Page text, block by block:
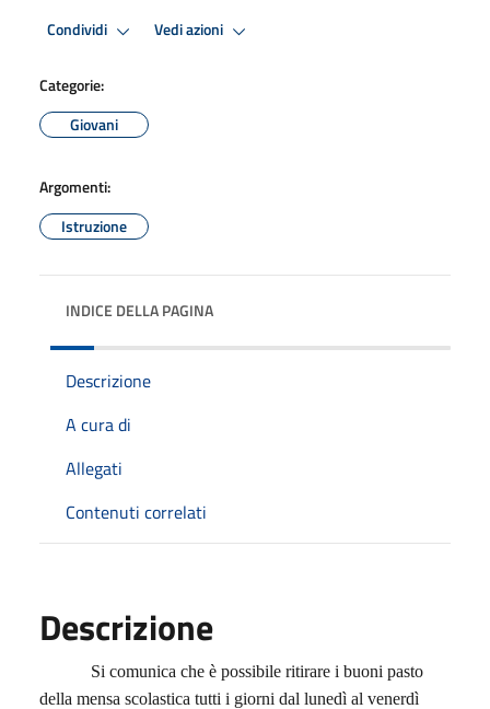
Condividi Vedi azioni
Categorie:
Giovani
Argomenti:
Istruzione
INDICE DELLA PAGINA
Descrizione
A cura di
Allegati
Contenuti correlati
Descrizione
Si comunica che è possibile ritirare i buoni pasto
della mensa scolastica tutti i giorni dal lunedì al venerdì